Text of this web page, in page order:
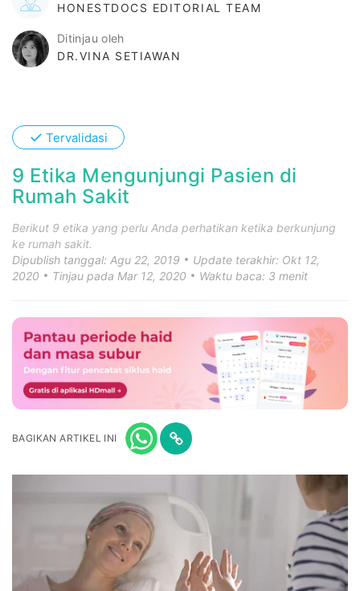
HONESTDOCS EDITORIAL TEAM
Ditinjau oleh
DR.VINA SETIAWAN
✓ Tervalidasi
9 Etika Mengunjungi Pasien di
Rumah Sakit
Berikut 9 etika yang perlu Anda perhatikan ketika berkunjung
ke rumah sakit.
Dipublish tanggal: Agu 22, 2019
Update terakhir: Okt 12,
2020
Tinjau pada Mar 12, 2020 Waktu baca: 3 menit
BAGIKAN ARTIKEL INI